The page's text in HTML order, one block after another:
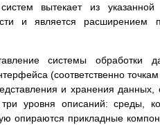
вытекает из
и является расширением
системы обработки
(соответственно
и хранения данных,
уровня описаний: среды,
опираются прикладные